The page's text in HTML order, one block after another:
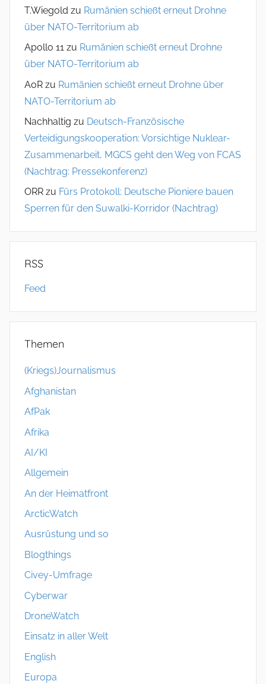
g
a
t
o
n
T.Wiegold zu Rumänien schießt erneut Drohne
über NATO-Territorium ab
Apollo 11 zu Rumänien schießt erneut Drohne
über NATO-Territorium ab
AoR zu Rumänien schießt erneut Drohne über
NATO-Territorium ab
Nachhaltig zu Deutsch-Französische
Verteidigungskooperation: Vorsichtige Nuklear-
Zusammenarbeit, MGCS geht den Weg von FCAS
(Nachtrag: Pressekonferenz)
ORR zu Fürs Protokoll: Deutsche Pioniere bauen
Sperren für den Suwalki-Korridor (Nachtrag)
RSS
Feed
Themen
(Kriegs)Journalismus
Afghanistan
AfPak
Afrika
AI/KI
Allgemein
An der Heimatfront
ArcticWatch
Ausrüstung und so
Blogthings
Civey-Umfrage
Cyberwar
DroneWatch
Einsatz in aller Welt
English
Europa